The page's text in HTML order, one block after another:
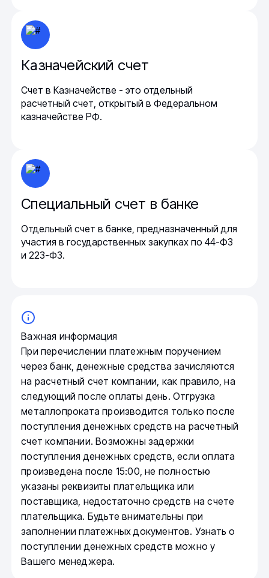
Казначейский счет
Счет в Казначействе - это отдельный
расчетный счет, открытый в Федеральном
казначействе РФ.
Специальный счет в банке
Отдельный счет в банке, предназначенный для
участия в государственных закупках по 44-ФЗ
и 223-ФЗ.
Важная информация
При перечислении платежным поручением
через банк, денежные средства зачисляются
на расчетный счет компании, как правило, на
следующий после оплаты день. Отгрузка
металлопроката производится только после
поступления денежных средств на расчетный
счет компании. Возможны задержки
поступления денежных средств, если оплата
произведена после 15:00, не полностью
указаны реквизиты плательщика или
поставщика, недостаточно средств на счете
плательщика. Будьте внимательны при
заполнении платежных документов. Узнать о
поступлении денежных средств можно у
Вашего менеджера.